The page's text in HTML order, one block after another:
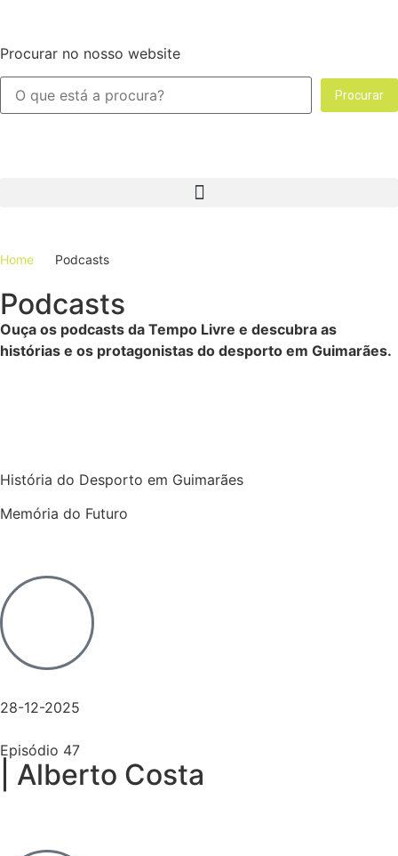
Procurar no nosso website
Procurar
Home Podcasts
Podcasts
Ouça os podcasts da Tempo Livre e descubra as
histórias e os protagonistas do desporto em Guimarães.
História do Desporto em Guimarães
Memória do Futuro
28-12-2025
Episódio 47
| Alberto Costa